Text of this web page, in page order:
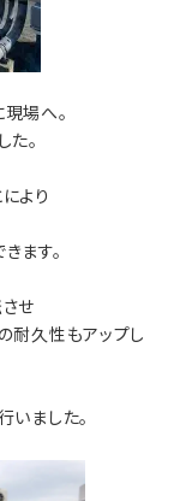
場へ。
。
より
ます。
せ
耐久性もアップし
ました。